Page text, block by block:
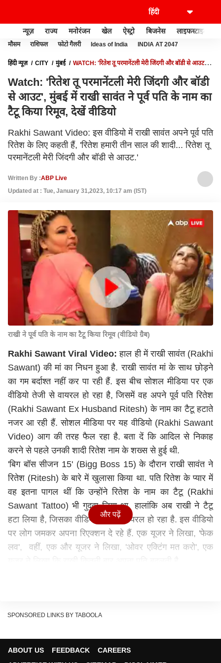
न्यूज़ राज्य मनोरंजन खेल ऐस्ट्रो बिजनेस लाइफस्टाइल
मौसम राशिफल फोटो गैलरी Ideas of India INDIA AT 2047
हिंदी न्यूज़ CITY मुंबई
WATCH: 'रितेश तू परमानेंटली मेरी जिंदगी और बॉडी से आउट',
Watch: 'रितेश तू परमानेंटली मेरी जिंदगी और बॉडी
से आउट', मुंबई में राखी सावंत ने पूर्व पति के नाम का
टैटू किया रिमूव, देखें वीडियो
Rakhi Sawant Video: इस वीडियो में राखी सावंत अपने पूर्व पति
रितेश के लिए कहती हैं, 'रितेश हमारी तीन साल की शादी... रितेश तू
परमानेंटली मेरी जिंदगी और बॉडी से आउट.'
Written By :ABP Live
Updated at : Tue, January 31,2023, 10:17 am (IST)
राखी ने पूर्व पति के नाम का टैटू किया रिमूव (वीडियो ग्रैब)
Rakhi Sawant Viral Video: हाल ही में राखी सावंत (Rakhi
Sawant) की मां का निधन हुआ है. राखी सावंत मां के साथ छोड़ने
का गम बर्दाश्त नहीं कर पा रही हैं. इस बीच सोशल मीडिया पर एक
वीडियो तेजी से वायरल हो रहा है, जिसमें वह अपने पूर्व पति रितेश
(Rakhi Sawant Ex Husband Ritesh) के नाम का टैटू हटाते
नजर आ रही हैं. सोशल मीडिया पर यह वीडियो (Rakhi Sawant
Video) आग की तरह फैल रहा है. बता दें कि आदिल से निकाह
करने से पहले उनकी शादी रितेश नाम के शख्स से हुई थी.
'बिग बॉस सीजन 15' (Bigg Boss 15) के दौरान राखी सावंत ने
रितेश (Ritesh) के बारे में खुलासा किया था. पति रितेश के प्यार में
वह इतना पागल थीं कि उन्होंने रितेश के नाम का टैटू (Rakhi
Sawant Tattoo) भी गुदवा लिया था. हालांकि अब राखी ने टैटू
हटा लिया है, जिसका वीडियो तेजी से वायरल हो रहा है. इस वीडियो
पर लोग जमकर अपना रिएक्शन दे रहे हैं. एक यूजर ने लिखा, 'फेक
लव', वहीं, एक और यूजर ने लिखा, 'ओवर एक्टिंग मत करो', एक
और पढ़ें
SPONSORED LINKS BY TABOOLA
ABOUT US FEEDBACK
CAREERS